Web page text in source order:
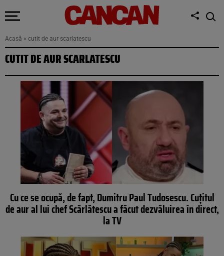
Acasă » cutit de aur scarlatescu
CUTIT DE AUR SCARLATESCU
Cu ce se ocupă, de fapt, Dumitru Paul Tudosescu. Cuțitul
de aur al lui chef Scărlătescu a făcut dezvăluirea în direct,
la TV